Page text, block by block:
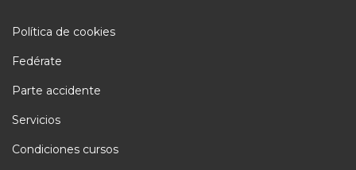
Política de cookies
Fedérate
Parte accidente
Servicios
Condiciones cursos